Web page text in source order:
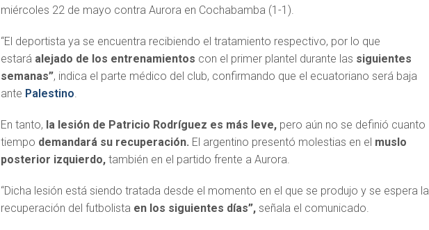
miércoles 22 de mayo contra Aurora en Cochabamba (1-1).
“El deportista ya se encuentra recibiendo el tratamiento respectivo, por lo que
estará alejado de los entrenamientos con el primer plantel durante las siguientes
semanas”, indica el parte médico del club, confirmando que el ecuatoriano será baja
ante Palestino
En tanto, la lesión de Patricio Rodríguez es más leve, pero aún no se definió cuanto
tiempo demandará su recuperación. El argentino presentó molestias en el muslo
posterior izquierdo,también en el partido frente a Aurora.
“Dicha lesión está siendo tratada desde el momento en el que se produjo y se espera la
recuperación del futbolista en los siguientes días”, señala el comunicado.